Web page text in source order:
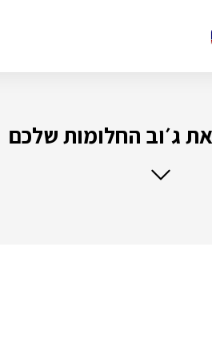
ג׳וב החלומות שלכם